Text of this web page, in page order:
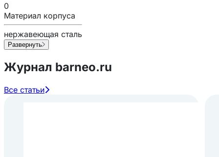
0
Материал корпуса
нержавеющая сталь
Развернуть
Журнал barneo.ru
Все статьи